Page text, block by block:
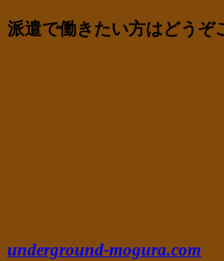
派遣で働きたい方はどうぞ
underground-mogura.com